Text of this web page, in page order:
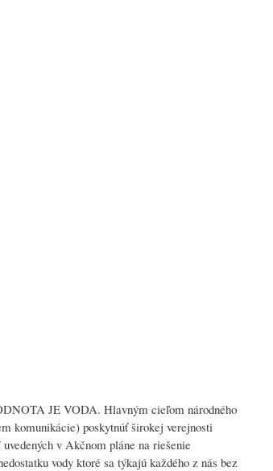
JE VODA. Hlavným cieľom národného
komunikácie) poskytnúť širokej verejnosti
v Akčnom pláne na riešenie
vody ktoré sa týkajú každého z nás bez